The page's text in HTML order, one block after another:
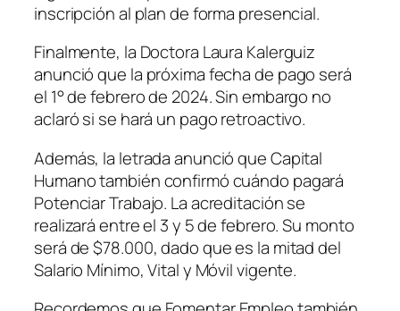
inscripción al plan de forma presencial.
Finalmente, la Doctora Laura Kalerguiz
anunció que la próxima fecha de pago será
el 1° de febrero de 2024. Sin embargo no
aclaró si se hará un pago retroactivo.
Además, la letrada anunció que Capital
Humano también confirmó cuándo pagará
Potenciar Trabajo. La acreditación se
realizará entre el 3 y 5 de febrero. Su monto
será de $78.000, dado que es la mitad del
Salario Mínimo, Vital y Móvil vigente.